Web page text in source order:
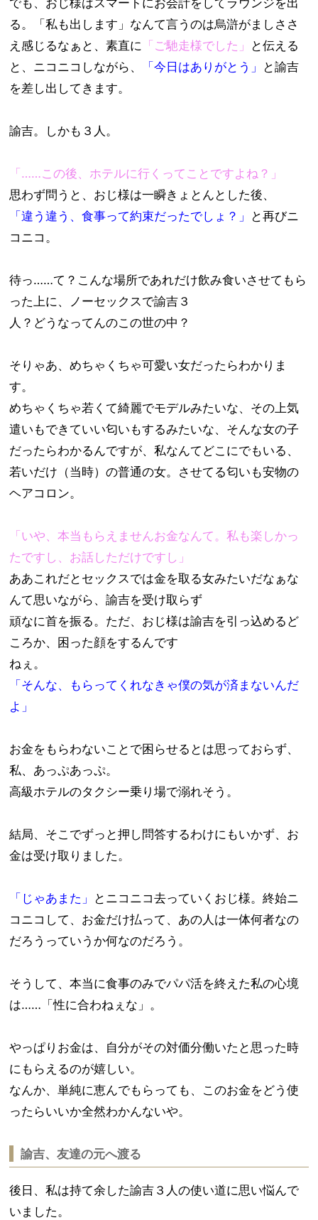
でも、おじ様はスマートにお会計をしてラウンジを出
る。「私も出します」なんて言うのは烏滸がましささ
え感じるなぁと、素直に 「ご馳走様でした」
と伝える
と、ニコニコしながら、
「今日はありがとう」
と諭吉
を差し出してきます。
諭吉。しかも３人。
「……この後、ホテルに行くってことですよね？」
思わず問うと、おじ様は一瞬きょとんとした後、
「違う違う、食事って約束だったでしょ？」
と再びニ
コニコ。
待っ……て？こんな場所であれだけ飲み食いさせてもら
った上に、ノーセックスで諭吉３
人？どうなってんのこの世の中？
そりゃあ、めちゃくちゃ可愛い女だったらわかりま
す。
めちゃくちゃ若くて綺麗でモデルみたいな、その上気
遣いもできていい匂いもするみたいな、そんな女の子
だったらわかるんですが、私なんてどこにでもいる、
若いだけ（当時）の普通の女。させてる匂いも安物の
ヘアコロン。
「いや、本当もらえませんお金なんて。私も楽しかっ
たですし、お話しただけですし」
ああこれだとセックスでは金を取る女みたいだなぁな
んて思いながら、諭吉を受け取らず
頑なに首を振る。ただ、おじ様は諭吉を引っ込めるど
ころか、困った顔をするんです
ねぇ。
「そんな、もらってくれなきゃ僕の気が済まないんだ
よ」
お金をもらわないことで困らせるとは思っておらず、
私、あっぷあっぷ。
高級ホテルのタクシー乗り場で溺れそう。
結局、そこでずっと押し問答するわけにもいかず、お
金は受け取りました。
「じゃあまた」
とニコニコ去っていくおじ様。終始ニ
コニコして、お金だけ払って、あの人は一体何者なの
だろうっていうか何なのだろう。
そうして、本当に食事のみでパパ活を終えた私の心境
は……「性に合わねぇな」。
やっぱりお金は、自分がその対価分働いたと思った時
にもらえるのが嬉しい。
なんか、単純に恵んでもらっても、このお金をどう使
ったらいいか全然わかんないや。
諭吉、友達の元へ渡る
後日、私は持て余した諭吉３人の使い道に思い悩んで
いました。